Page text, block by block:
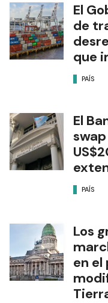
El
de
que
PAÍS
El
PAÍS
Los
en el